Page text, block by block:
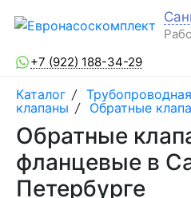
+7 (922) 188-34-29
Каталог /
клапаны / Обратные
Обратные
фланцевые в
Петербурге